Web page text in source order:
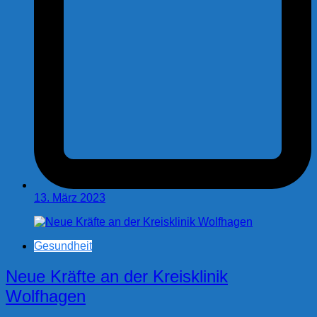
13. März 2023
Gesundheit
Neue Kräfte an der Kreisklinik
Wolfhagen